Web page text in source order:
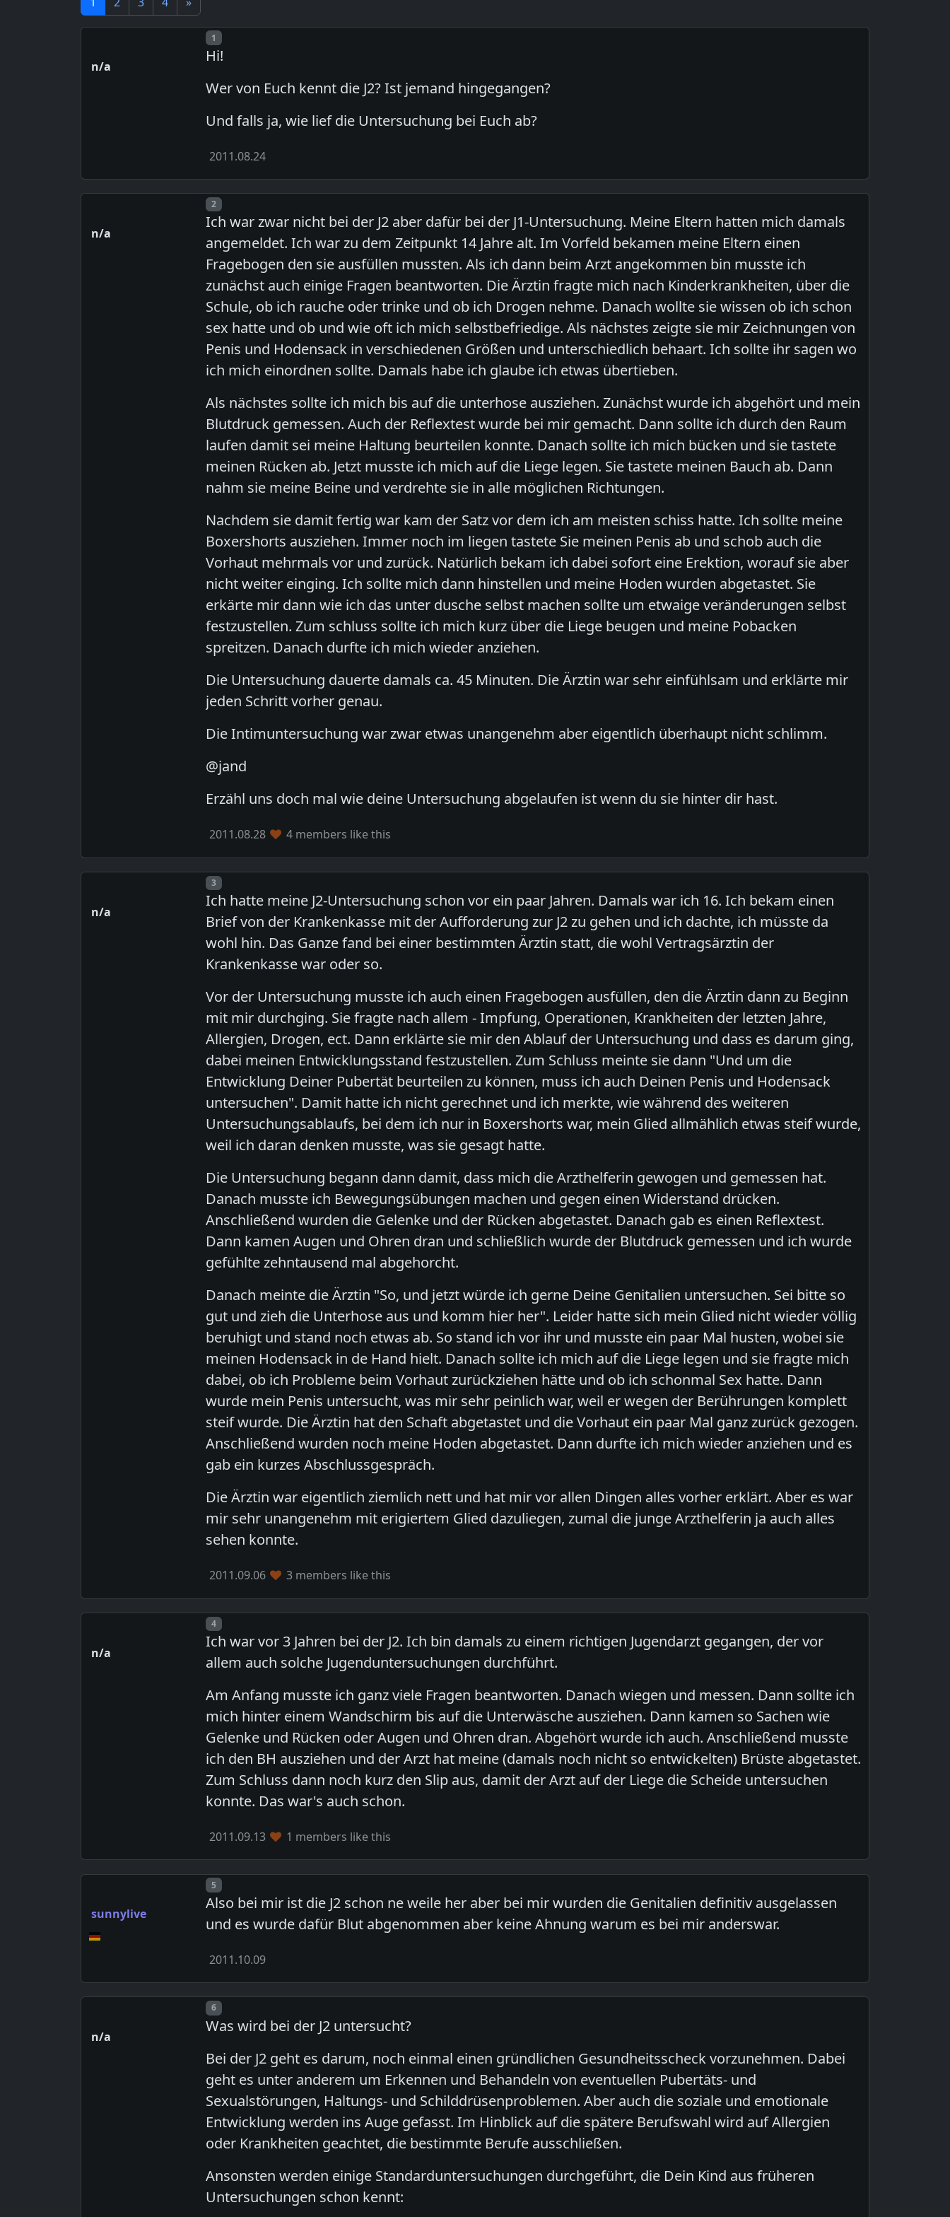
n/a
Post number
1
Hi!
Wer von Euch kennt die J2? Ist jemand hingegangen?
Und falls ja, wie lief die Untersuchung bei Euch ab?
2011.08.24
n/a
Post number
2
Ich war zwar nicht bei der J2 aber dafür bei der J1-Untersuchung. Meine Eltern hatten mich damals
angemeldet. Ich war zu dem Zeitpunkt 14 Jahre alt. Im Vorfeld bekamen meine Eltern einen
Fragebogen den sie ausfüllen mussten. Als ich dann beim Arzt angekommen bin musste ich
zunächst auch einige Fragen beantworten. Die Ärztin fragte mich nach Kinderkrankheiten, über die
Schule, ob ich rauche oder trinke und ob ich Drogen nehme. Danach wollte sie wissen ob ich schon
sex hatte und ob und wie oft ich mich selbstbefriedige. Als nächstes zeigte sie mir Zeichnungen von
Penis und Hodensack in verschiedenen Größen und unterschiedlich behaart. Ich sollte ihr sagen wo
ich mich einordnen sollte. Damals habe ich glaube ich etwas übertieben.
Als nächstes sollte ich mich bis auf die unterhose ausziehen. Zunächst wurde ich abgehört und mein
Blutdruck gemessen. Auch der Reflextest wurde bei mir gemacht. Dann sollte ich durch den Raum
laufen damit sei meine Haltung beurteilen konnte. Danach sollte ich mich bücken und sie tastete
meinen Rücken ab. Jetzt musste ich mich auf die Liege legen. Sie tastete meinen Bauch ab. Dann
nahm sie meine Beine und verdrehte sie in alle möglichen Richtungen.
Nachdem sie damit fertig war kam der Satz vor dem ich am meisten schiss hatte. Ich sollte meine
Boxershorts ausziehen. Immer noch im liegen tastete Sie meinen Penis ab und schob auch die
Vorhaut mehrmals vor und zurück. Natürlich bekam ich dabei sofort eine Erektion, worauf sie aber
nicht weiter einging. Ich sollte mich dann hinstellen und meine Hoden wurden abgetastet. Sie
erkärte mir dann wie ich das unter dusche selbst machen sollte um etwaige veränderungen selbst
festzustellen. Zum schluss sollte ich mich kurz über die Liege beugen und meine Pobacken
spreitzen. Danach durfte ich mich wieder anziehen.
Die Untersuchung dauerte damals ca. 45 Minuten. Die Ärztin war sehr einfühlsam und erklärte mir
jeden Schritt vorher genau.
Die Intimuntersuchung war zwar etwas unangenehm aber eigentlich überhaupt nicht schlimm.
@jand
Erzähl uns doch mal wie deine Untersuchung abgelaufen ist wenn du sie hinter dir hast.
2011.08.28 4 members like this
n/a
Post number
3
Ich hatte meine J2-Untersuchung schon vor ein paar Jahren. Damals war ich 16. Ich bekam einen
Brief von der Krankenkasse mit der Aufforderung zur J2 zu gehen und ich dachte, ich müsste da
wohl hin. Das Ganze fand bei einer bestimmten Ärztin statt, die wohl Vertragsärztin der
Krankenkasse war oder so.
Vor der Untersuchung musste ich auch einen Fragebogen ausfüllen, den die Ärztin dann zu Beginn
mit mir durchging. Sie fragte nach allem - Impfung, Operationen, Krankheiten der letzten Jahre,
Allergien, Drogen, ect. Dann erklärte sie mir den Ablauf der Untersuchung und dass es darum ging,
dabei meinen Entwicklungsstand festzustellen. Zum Schluss meinte sie dann "Und um die
Entwicklung Deiner Pubertät beurteilen zu können, muss ich auch Deinen Penis und Hodensack
untersuchen". Damit hatte ich nicht gerechnet und ich merkte, wie während des weiteren
Untersuchungsablaufs, bei dem ich nur in Boxershorts war, mein Glied allmählich etwas steif wurde,
weil ich daran denken musste, was sie gesagt hatte.
Die Untersuchung begann dann damit, dass mich die Arzthelferin gewogen und gemessen hat.
Danach musste ich Bewegungsübungen machen und gegen einen Widerstand drücken.
Anschließend wurden die Gelenke und der Rücken abgetastet. Danach gab es einen Reflextest.
Dann kamen Augen und Ohren dran und schließlich wurde der Blutdruck gemessen und ich wurde
gefühlte zehntausend mal abgehorcht.
Danach meinte die Ärztin "So, und jetzt würde ich gerne Deine Genitalien untersuchen. Sei bitte so
gut und zieh die Unterhose aus und komm hier her". Leider hatte sich mein Glied nicht wieder völlig
beruhigt und stand noch etwas ab. So stand ich vor ihr und musste ein paar Mal husten, wobei sie
meinen Hodensack in de Hand hielt. Danach sollte ich mich auf die Liege legen und sie fragte mich
dabei, ob ich Probleme beim Vorhaut zurückziehen hätte und ob ich schonmal Sex hatte. Dann
wurde mein Penis untersucht, was mir sehr peinlich war, weil er wegen der Berührungen komplett
steif wurde. Die Ärztin hat den Schaft abgetastet und die Vorhaut ein paar Mal ganz zurück gezogen.
Anschließend wurden noch meine Hoden abgetastet. Dann durfte ich mich wieder anziehen und es
gab ein kurzes Abschlussgespräch.
Die Ärztin war eigentlich ziemlich nett und hat mir vor allen Dingen alles vorher erklärt. Aber es war
mir sehr unangenehm mit erigiertem Glied dazuliegen, zumal die junge Arzthelferin ja auch alles
sehen konnte.
2011.09.06 3 members like this
n/a
Post number
4
Ich war vor 3 Jahren bei der J2. Ich bin damals zu einem richtigen Jugendarzt gegangen, der vor
allem auch solche Jugenduntersuchungen durchführt.
Am Anfang musste ich ganz viele Fragen beantworten. Danach wiegen und messen. Dann sollte ich
mich hinter einem Wandschirm bis auf die Unterwäsche ausziehen. Dann kamen so Sachen wie
Gelenke und Rücken oder Augen und Ohren dran. Abgehört wurde ich auch. Anschließend musste
ich den BH ausziehen und der Arzt hat meine (damals noch nicht so entwickelten) Brüste abgetastet.
Zum Schluss dann noch kurz den Slip aus, damit der Arzt auf der Liege die Scheide untersuchen
konnte. Das war's auch schon.
2011.09.13 1 members like this
sunnylive
Post number
5
Also bei mir ist die J2 schon ne weile her aber bei mir wurden die Genitalien definitiv ausgelassen
und es wurde dafür Blut abgenommen aber keine Ahnung warum es bei mir anderswar.
2011.10.09
n/a
Post number
6
Was wird bei der J2 untersucht?
Bei der J2 geht es darum, noch einmal einen gründlichen Gesundheitsscheck vorzunehmen. Dabei
geht es unter anderem um Erkennen und Behandeln von eventuellen Pubertäts- und
Sexualstörungen, Haltungs- und Schilddrüsenproblemen. Aber auch die soziale und emotionale
Entwicklung werden ins Auge gefasst. Im Hinblick auf die spätere Berufswahl wird auf Allergien
oder Krankheiten geachtet, die bestimmte Berufe ausschließen.
Ansonsten werden einige Standarduntersuchungen durchgeführt, die Dein Kind aus früheren
Untersuchungen schon kennt: